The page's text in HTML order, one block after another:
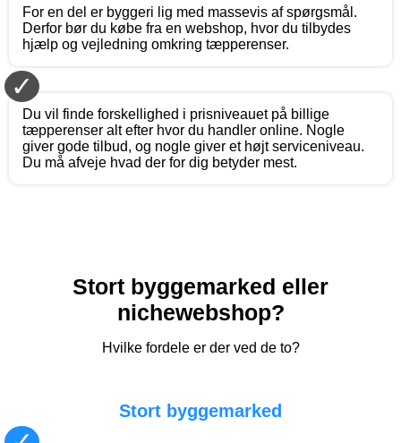
For en del er byggeri lig med massevis af spørgsmål.
Derfor bør du købe fra en webshop, hvor du tilbydes
hjælp og vejledning omkring tæpperenser.
✓
Du vil finde forskellighed i prisniveauet på billige
tæpperenser alt efter hvor du handler online. Nogle
giver gode tilbud, og nogle giver et højt serviceniveau.
Du må afveje hvad der for dig betyder mest.
Stort byggemarked eller
nichewebshop?
Hvilke fordele er der ved de to?
Stort byggemarked